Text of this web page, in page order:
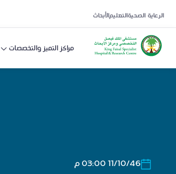
الرعاية الصحيةالتعليمالأبحاث
مراكز التميز والتخصصات
11/10/46 03:00 م